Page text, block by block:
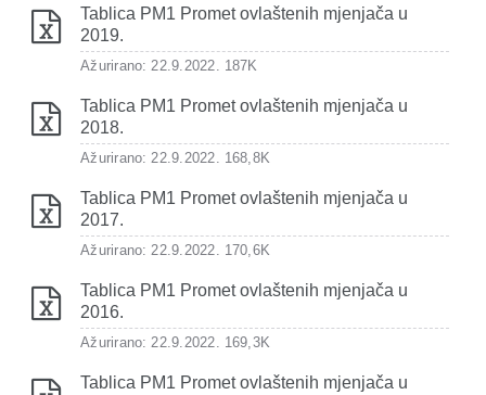
Tablica PM1 Promet ovlaštenih mjenjača u
2019.
Ažurirano: 22.9.2022. 187K
Tablica PM1 Promet ovlaštenih mjenjača u
2018.
Ažurirano: 22.9.2022. 168,8K
Tablica PM1 Promet ovlaštenih mjenjača u
2017.
Ažurirano: 22.9.2022. 170,6K
Tablica PM1 Promet ovlaštenih mjenjača u
2016.
Ažurirano: 22.9.2022. 169,3K
Tablica PM1 Promet ovlaštenih mjenjača u